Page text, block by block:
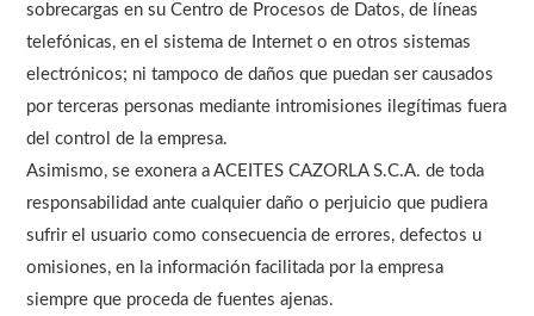
sobrecargas en su Centro de Procesos de Datos, de líneas
telefónicas, en el sistema de Internet o en otros sistemas
electrónicos; ni tampoco de daños que puedan ser causados
por terceras personas mediante intromisiones ilegítimas fuera
del control de la empresa.
Asimismo, se exonera a ACEITES CAZORLA S.C.A. de toda
responsabilidad ante cualquier daño o perjuicio que pudiera
sufrir el usuario como consecuencia de errores, defectos u
omisiones, en la información facilitada por la empresa
siempre que proceda de fuentes ajenas.